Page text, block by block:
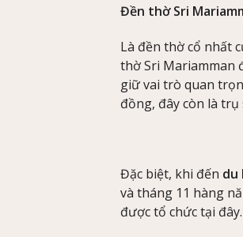
Đền thờ Sri
Là đền thờ cổ nhất
thờ Sri Mariamman
giữ vai trò quan
đồng, đây còn là
Đặc biệt, khi đến du
và tháng 11 hàng
được tổ chức tại đây.